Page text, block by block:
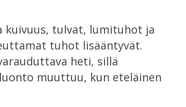
kuivuus, tulvat, lumituhot ja
tuhot lisääntyvät.
heti, sillä
muuttuu, kun eteläinen